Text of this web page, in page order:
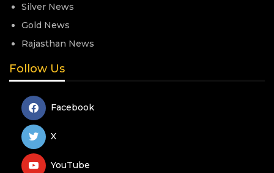
Silver News
Gold News
Rajasthan News
Follow Us
Facebook
X
YouTube